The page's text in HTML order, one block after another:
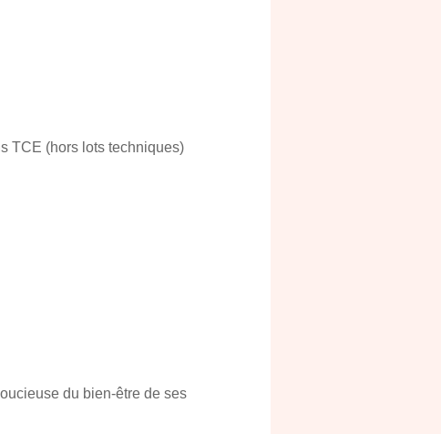
TCE (hors lots techniques)
du bien-être de ses